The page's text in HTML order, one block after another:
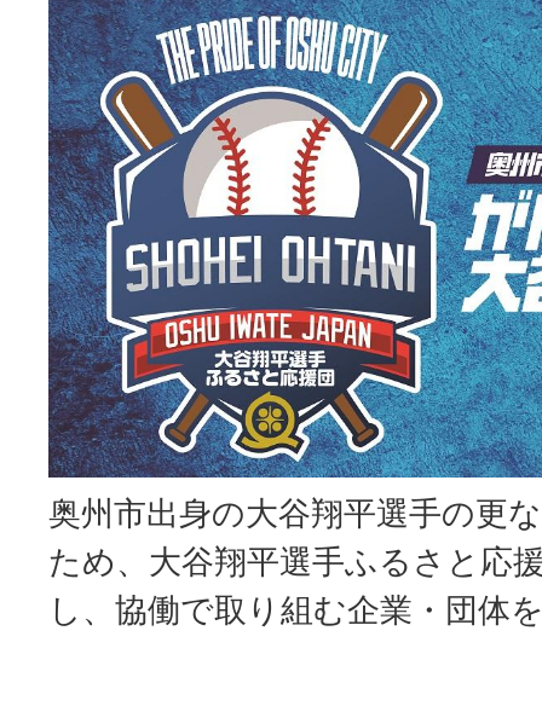
奥州市出身の大谷翔平選手の更
ため、大谷翔平選手ふるさと応
し、協働で取り組む企業・団体